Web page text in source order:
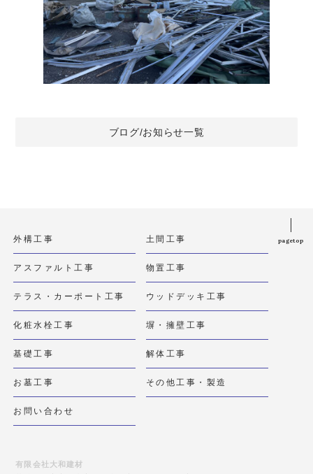
ブログ/お知らせ一覧
外構工事 土間工事
アスファルト工事 物置工事
テラス・カーポート工事 ウッドデッキ工事
化粧水栓工事 塀・擁壁工事
基礎工事 解体工事
お墓工事 その他工事・製造
お問い合わせ
pagetop
有限会社大和建材